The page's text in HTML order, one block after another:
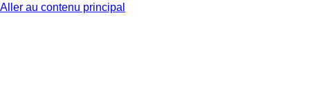
Aller au contenu principal